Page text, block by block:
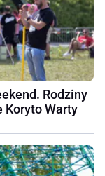
Rodziny
Koryto Warty